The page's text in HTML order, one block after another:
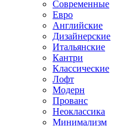
Современные
Евро
Английские
Дизайнерские
Итальянские
Кантри
Классические
Лофт
Модерн
Прованс
Неоклассика
Минимализм